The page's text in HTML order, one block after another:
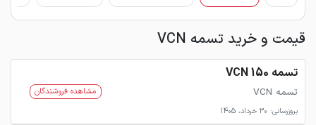
قیمت و خرید تسمه VCN
تسمه VCN 150
تسمه VCN
بروزرسانی: 30 خرداد، 1405
مشاهده فروشندگان